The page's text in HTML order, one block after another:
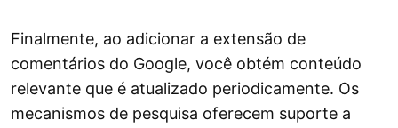
Finalmente, ao adicionar a extensão de
comentários do Google, você obtém conteúdo
relevante que é atualizado periodicamente. Os
mecanismos de pesquisa oferecem suporte a